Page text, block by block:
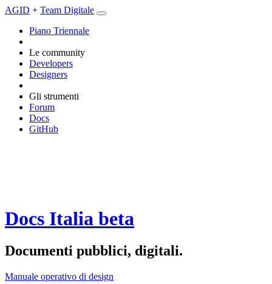
AGID + Team Digitale
Piano Triennale
Le community
Developers
Designers
Gli strumenti
Forum
Docs
GitHub
Docs Italia beta
Documenti pubblici, digitali.
Manuale operativo di design